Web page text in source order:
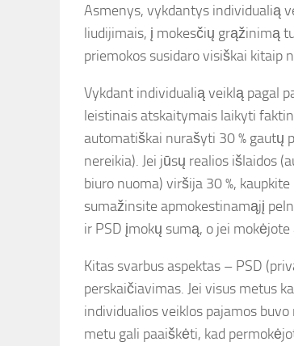
Asmenys, vykdantys individualią
liudijimais, į mokesčių grąžinimą
priemokos susidaro visiškai kitaip
Vykdant individualią veiklą pagal
leistinais atskaitymais laikyti
automatiškai nurašyti 30 % gautų
nereikia). Jei jūsų realios išlaidos
biuro nuoma) viršija 30 %,
sumažinsite apmokestinamąjį
ir PSD įmokų sumą, o jei
Kitas svarbus aspektas – PSD
perskaičiavimas. Jei visus metus
individualios veiklos pajamos
metu gali paaiškėti, kad